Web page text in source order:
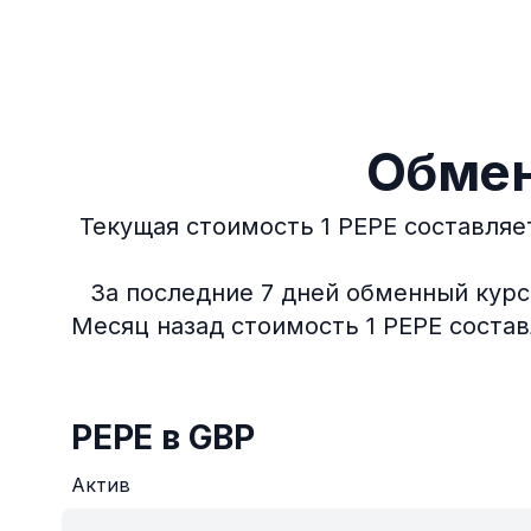
Текущая стоимость 1 PEPE
За последние 7 дней обменный
Месяц назад стоимость 1 PEPE
PEPE в GBP
Актив